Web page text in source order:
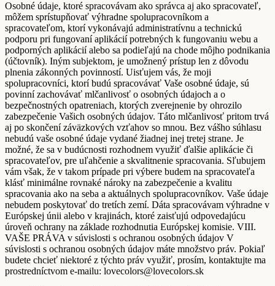
Osobné údaje, ktoré spracovávam ako správca aj ako spracovateľ,
môžem sprístupňovať výhradne spolupracovníkom a
spracovateľom, ktorí vykonávajú administratívnu a technickú
podporu pri fungovaní aplikácií potrebných k fungovaniu webu a
podporných aplikácií alebo sa podieľajú na chode môjho podnikania
(účtovník). Iným subjektom, je umožnený prístup len z dôvodu
plnenia zákonných povinností. Uisťujem vás, že moji
spolupracovníci, ktorí budú spracovávať Vaše osobné údaje, sú
povinní zachovávať mlčanlivosť o osobných údajoch a o
bezpečnostných opatreniach, ktorých zverejnenie by ohrozilo
zabezpečenie Vašich osobných údajov. Táto mlčanlivosť pritom trvá
aj po skončení záväzkových vzťahov so mnou. Bez vášho súhlasu
nebudú vaše osobné údaje vydané žiadnej inej tretej strane. Je
možné, že sa v budúcnosti rozhodnem využiť ďalšie aplikácie či
spracovateľov, pre uľahčenie a skvalitnenie spracovania. Sľubujem
vám však, že v takom prípade pri výbere budem na spracovateľa
klásť minimálne rovnaké nároky na zabezpečenie a kvalitu
spracovania ako na seba a aktuálnych spolupracovníkov. Vaše údaje
nebudem poskytovať do tretích zemí. Dáta spracovávam výhradne v
Európskej únii alebo v krajinách, ktoré zaisťujú odpovedajúcu
úroveň ochrany na základe rozhodnutia Európskej komisie. VIII.
VAŠE PRÁVA v súvislosti s ochranou osobných údajov V
súvislosti s ochranou osobných údajov máte množstvo práv. Pokiaľ
budete chcieť niektoré z týchto práv využiť, prosím, kontaktujte ma
prostredníctvom e-mailu: lovecolors@lovecolors.sk